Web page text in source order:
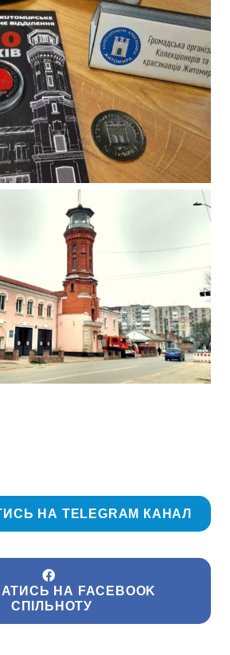
НА TELEGRAM КАНАЛ
НА FACEBOOK
СПІЛЬНОТУ